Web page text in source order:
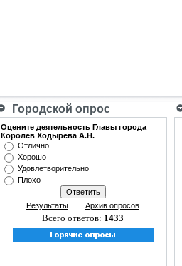
Городской опрос
Оцените деятельность Главы города
Королёв Ходырева А.Н.
Отлично
Хорошо
Удовлетворительно
Плохо
Результаты Архив опросов
Всего ответов: 1433